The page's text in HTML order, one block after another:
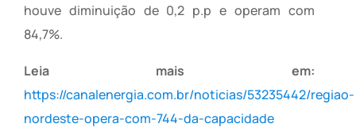
houve diminuição de 0,2 p.p e operam com
84,7%.
Leia mais em:
https://canalenergia.com.br/noticias/53235442/regiao-
nordeste-opera-com-744-da-capacidade